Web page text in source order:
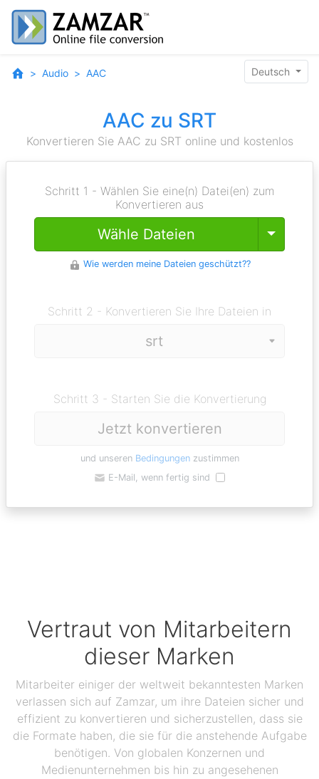
Audio AAC Deutsch
AAC zu SRT
Konvertieren Sie AAC zu SRT online und kostenlos
Schritt 1 - Wählen Sie eine(n) Datei(en) zum
Konvertieren aus
Wähle Dateien Toggle
Wie werden meine Dateien geschützt??
Schritt 2 - Konvertieren Sie Ihre Dateien in
Schritt 3 - Starten Sie die Konvertierung
Jetzt konvertieren
und unseren Bedingungenzustimmen
E-Mail, wenn fertig sind
Vertraut von Mitarbeitern
dieser Marken
Mitarbeiter einiger der weltweit bekanntesten Marken
verlassen sich auf Zamzar, um ihre Dateien sicher und
effizient zu konvertieren und sicherzustellen, dass sie
die Formate haben, die sie für die anstehende Aufgabe
benötigen. Von globalen Konzernen und
Medienunternehmen bis hin zu angesehenen